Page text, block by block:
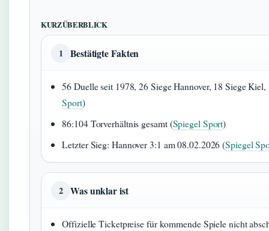
KURZÜBERBLICK
1 Bestätigte Fakten
56 Duelle seit 1978, 26 Siege Hannover, 18 Siege Kiel,
Sport)
86:104 Torverhältnis gesamt (Spiegel Sport)
Letzter Sieg: Hannover 3:1 am 08.02.2026 (Spiegel
2 Was unklar ist
Offizielle Ticketpreise für kommende Spiele nicht